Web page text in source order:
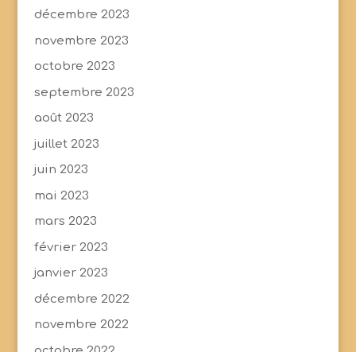
décembre 2023
novembre 2023
octobre 2023
septembre 2023
août 2023
juillet 2023
juin 2023
mai 2023
mars 2023
février 2023
janvier 2023
décembre 2022
novembre 2022